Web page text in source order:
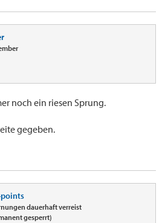
noch ein riesen Sprung.
gegeben.
dauerhaft verreist
gesperrt)